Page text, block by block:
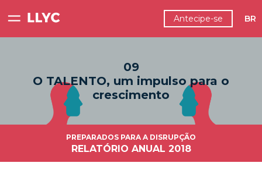
Antecipe-se BR
09
O TALENTO, um impulso para o
crescimento
PREPARADOS PARA A DISRUPÇÃO
RELATÓRIO ANUAL 2018